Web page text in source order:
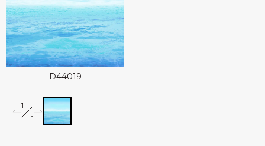
可能性アートプロジェクト
Landscapes
Illustrated Story
D44019
1
1